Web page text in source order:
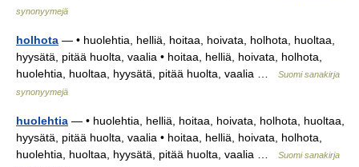
synonyymejä
holhota — • huolehtia, helliä, hoitaa, hoivata, holhota, huoltaa,
hyysätä, pitää huolta, vaalia • hoitaa, helliä, hoivata, holhota,
huolehtia, huoltaa, hyysätä, pitää huolta, vaalia …
Suomi sanakirja
synonyymejä
huolehtia — • huolehtia, helliä, hoitaa, hoivata, holhota, huoltaa,
hyysätä, pitää huolta, vaalia • hoitaa, helliä, hoivata, holhota,
huolehtia, huoltaa, hyysätä, pitää huolta, vaalia …
Suomi sanakirja